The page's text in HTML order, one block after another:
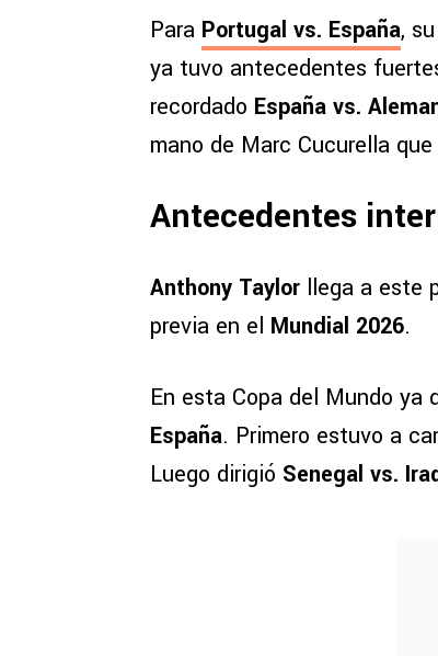
Para Portugal vs. España,
ya tuvo antecedentes
recordado España vs.
mano de Marc Cucurella
Antecedentes
Anthony Taylor llega a este
previa en el Mundial 2026.
En esta Copa del Mundo ya
España. Primero estuvo a
Luego dirigió Senegal vs.